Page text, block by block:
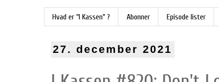
Hvad er "I Kassen" ? Abonner Episode lister
27. december 2021